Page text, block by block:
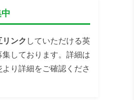
リンク していただける英
しております。詳細は
より詳細をご確認くださ